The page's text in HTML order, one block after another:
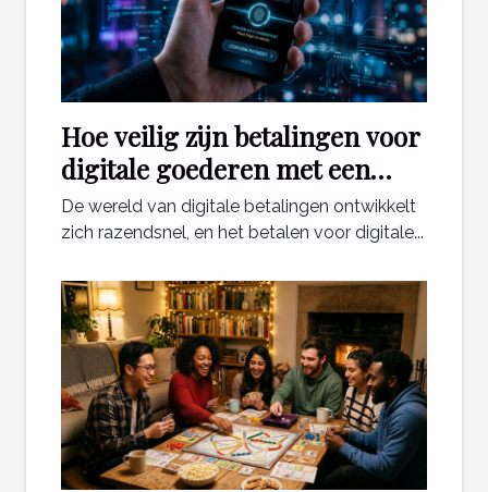
Hoe veilig zijn betalingen voor
digitale goederen met een
telefoonabonnement?
De wereld van digitale betalingen ontwikkelt
zich razendsnel, en het betalen voor digitale...